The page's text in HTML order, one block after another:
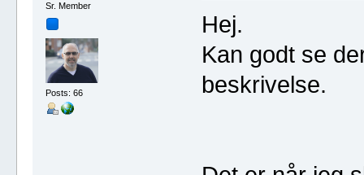
Sr. Member
Posts: 66
Hej.
Kan godt se
beskrivelse.